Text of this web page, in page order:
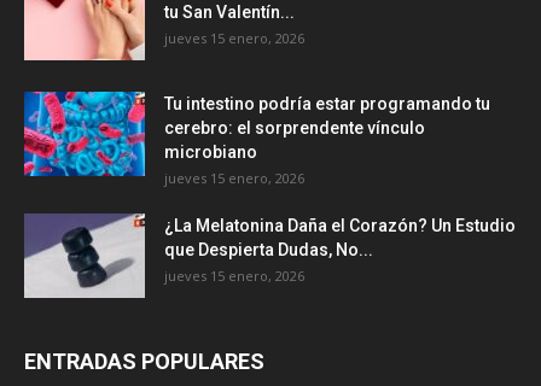
tu San Valentín...
jueves 15 enero, 2026
Tu intestino podría estar programando tu
cerebro: el sorprendente vínculo
microbiano
jueves 15 enero, 2026
¿La Melatonina Daña el Corazón? Un Estudio
que Despierta Dudas, No...
jueves 15 enero, 2026
ENTRADAS POPULARES